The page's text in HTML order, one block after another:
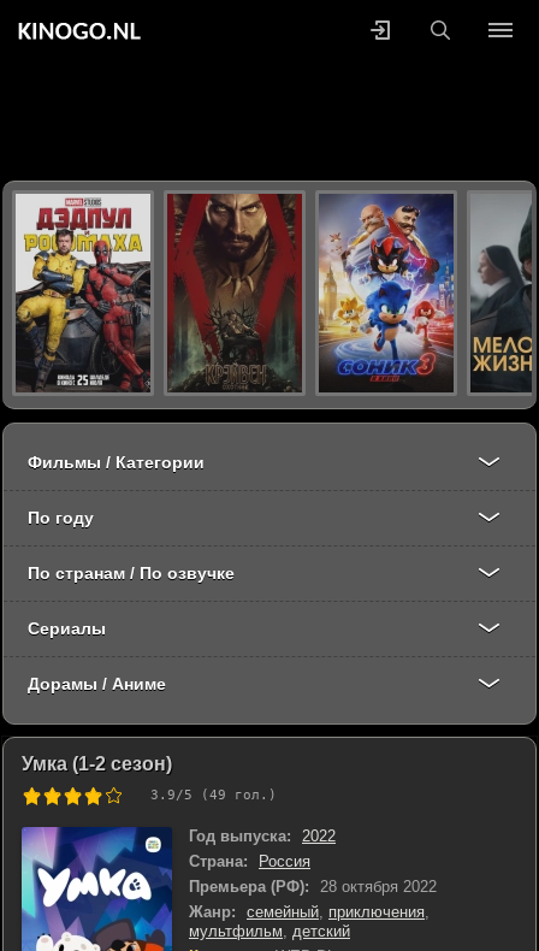
Умка (1-2 сезон)
3.9/5 (49 гол.)
Год выпуска:
2022
Страна:
Россия
Премьера (РФ):
28 октября 2022
Жанр:
семейный, приключения,
мультфильм, детский
Фильмы / Категории
По году
По странам / По озвучке
Сериалы
Дорамы / Аниме